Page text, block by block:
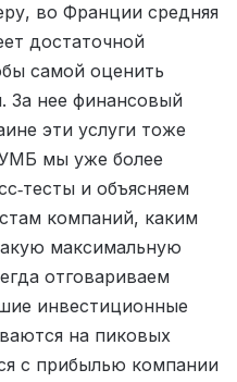
во Франции средняя
достаточной
самой оценить
За нее финансовый
эти услуги тоже
мы уже более
и объясняем
компаний, каким
максимальную
отговариваем
инвестиционные
на пиковых
с прибылью компании